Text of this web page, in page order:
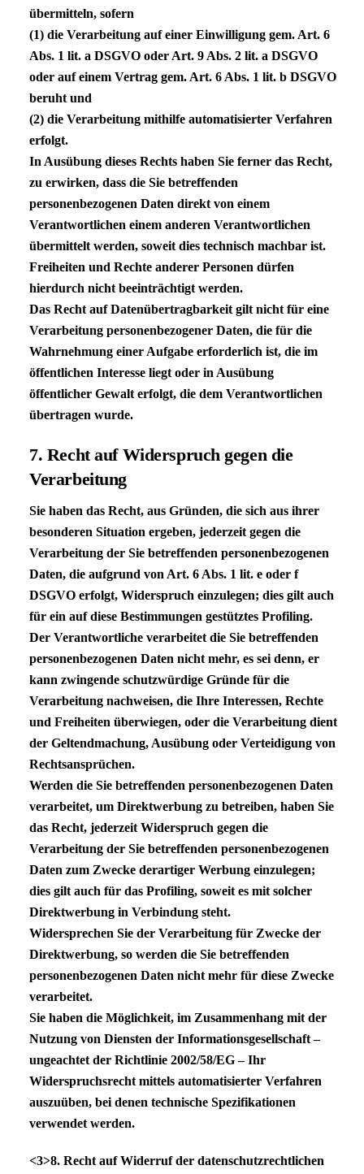
übermitteln, sofern
(1) die Verarbeitung auf einer Einwilligung gem. Art. 6
Abs. 1 lit. aDSGVO oder Art. 9 Abs. 2 lit. aDSGVO
oder auf einem Vertrag gem. Art. 6 Abs. 1 lit. bDSGVO
beruht und
(2) die Verarbeitung mithilfe automatisierter Verfahren
erfolgt.
In Ausübung dieses Rechts haben Sie ferner das Recht,
zu erwirken, dass die Sie betreffenden
personenbezogenen Daten direkt von einem
Verantwortlichen einem anderen Verantwortlichen
übermittelt werden, soweit dies technisch machbar ist.
Freiheiten und Rechte anderer Personen dürfen
hierdurch nicht beeinträchtigt werden.
Das Recht auf Datenübertragbarkeit gilt nicht für eine
Verarbeitung personenbezogener Daten, die für die
Wahrnehmung einer Aufgabe erforderlich ist, die im
öffentlichen Interesse liegt oder in Ausübung
öffentlicher Gewalt erfolgt, die dem Verantwortlichen
übertragen wurde.
7. Recht auf Widerspruch gegen die
Verarbeitung
Sie haben das Recht, aus Gründen, die sich aus ihrer
besonderen Situation ergeben, jederzeit gegen die
Verarbeitung der Sie betreffenden personenbezogenen
Daten, die aufgrund von Art. 6 Abs. 1 lit. e oder f
DSGVO erfolgt, Widerspruch einzulegen; dies gilt auch
für ein auf diese Bestimmungen gestütztes Profiling.
Der Verantwortliche verarbeitet die Sie betreffenden
personenbezogenen Daten nicht mehr, es sei denn, er
kann zwingende schutzwürdige Gründe für die
Verarbeitung nachweisen, die Ihre Interessen, Rechte
und Freiheiten überwiegen, oder die Verarbeitung dient
der Geltendmachung, Ausübung oder Verteidigung von
Rechtsansprüchen.
Werden die Sie betreffenden personenbezogenen Daten
verarbeitet, um Direktwerbung zu betreiben, haben Sie
das Recht, jederzeit Widerspruch gegen die
Verarbeitung der Sie betreffenden personenbezogenen
Daten zum Zwecke derartiger Werbung einzulegen;
dies gilt auch für das Profiling, soweit es mit solcher
Direktwerbung in Verbindung steht.
Widersprechen Sie der Verarbeitung für Zwecke der
Direktwerbung, so werden die Sie betreffenden
personenbezogenen Daten nicht mehr für diese Zwecke
verarbeitet.
Sie haben die Möglichkeit, im Zusammenhang mit der
Nutzung von Diensten der Informationsgesellschaft –
ungeachtet der Richtlinie 2002/58/EG – Ihr
Widerspruchsrecht mittels automatisierter Verfahren
auszuüben, bei denen technische Spezifikationen
verwendet werden.
<3>8. Recht auf Widerruf der datenschutzrechtlichen